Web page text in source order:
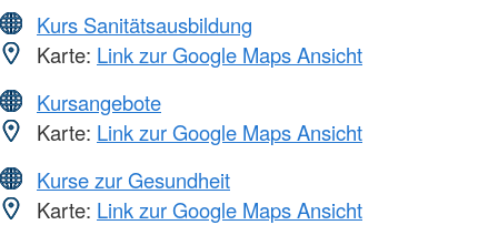
Kurs Sanitätsausbildung
Karte: Link zur Google Maps Ansicht
Kursangebote
Karte: Link zur Google Maps Ansicht
Kurse zur Gesundheit
Karte: Link zur Google Maps Ansicht